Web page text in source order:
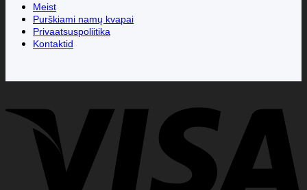
Meist
Purškiami namų kvapai
Privaatsuspoliitika
Kontaktid